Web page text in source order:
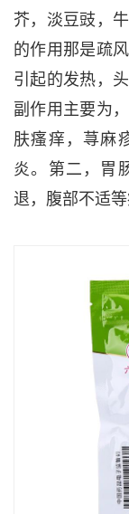
芥，淡豆豉，
的作用那是疏
引起的发热，
副作用主要为
肤瘙痒，荨麻
炎。第二，胃
退，腹部不适等